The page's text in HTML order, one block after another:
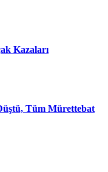
Kazaları
Tüm Mürettebat